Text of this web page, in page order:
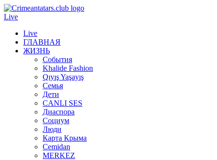
Live
Live
ГЛАВНАЯ
ЖИЗНЬ
События
Khalide Fashion
Qıyış Yaşayış
Семья
Дети
CANLI SES
Диаспора
Социум
Люди
Карта Крыма
Cemidan
МERKEZ